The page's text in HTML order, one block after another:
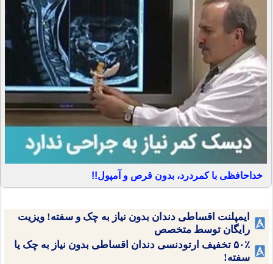
خداحافظی با کمردرد، بدون قرص و آمپول!!
ایمپلنت اقساطی دندان بدون نیاز به چک و سفته! ویزیت
رایگان توسط متخصص
۵۰٪ تخفیف ارتودنسی دندان اقساطی بدون نیاز به چک یا
سفته!